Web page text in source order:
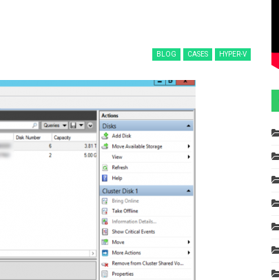
BLOG CASES HYPER-V